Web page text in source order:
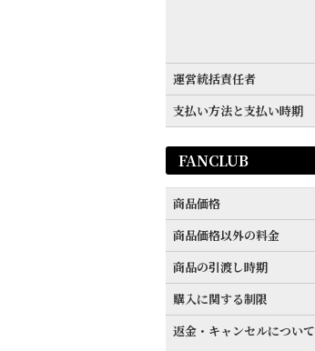
運営統括責任者
支払い方法と支払い時期
FANCLUB
商品価格
商品価格以外の料金
商品の引渡し時期
購入に関する制限
返金・キャンセルについて